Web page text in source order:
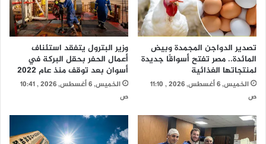
تصدير الدواجن المجمدة وبيض
المائدة.. مصر تفتح أسواقًا جديدة
لمنتجاتها الغذائية
الخميس, 6 أغسطس, 2026 , 11:10
ص
وزير البترول يتفقد استئناف
أعمال الحفر بحقل البركة في
أسوان بعد توقف منذ عام 2022
الخميس, 6 أغسطس, 2026 , 10:41
ص